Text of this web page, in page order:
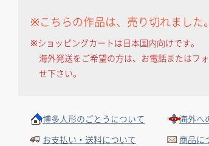
※こちらの作品は、売り切れました。
※ショッピングカートは日本国内向けです。
海外発送をご希望の方は、お電話またはフ
せ下さい。
博多人形のごとうについて
海外へ
お支払い・送料について
商品に